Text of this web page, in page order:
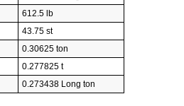
612.5 lb
43.75 st
0.30625 ton
0.277825 t
0.273438 Long ton